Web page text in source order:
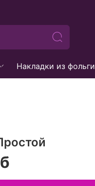
Накладки из фольги